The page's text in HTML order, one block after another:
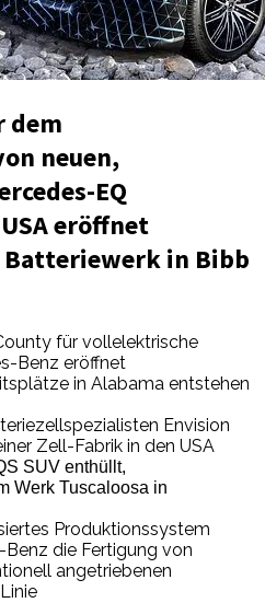
dem
neuen,
EQ
eröffnet
Batteriewerk in Bibb
für vollelektrische
Benz eröffnet
in Alabama entstehen
Envision
Zell-Fabrik in den USA
SUV enthüllt,
Werk Tuscaloosa in
Produktionssystem
die Fertigung von
angetriebenen